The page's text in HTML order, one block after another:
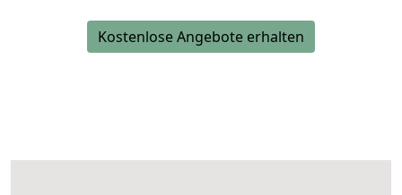
Kostenlose Angebote erhalten